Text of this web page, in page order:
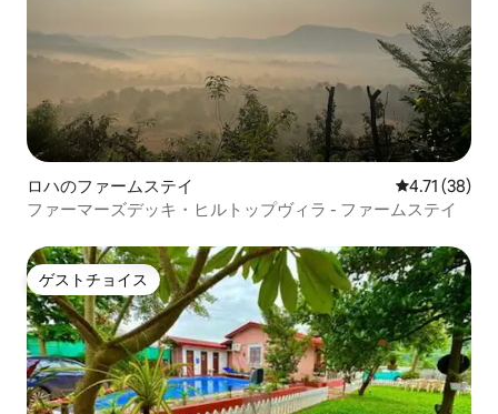
ロハのファームステイ レビュー38
4.71 (38)
ファーマーズデッキ・ヒルトップヴィラ - ファームステイ
ゲストチョイス
ゲストチョイス